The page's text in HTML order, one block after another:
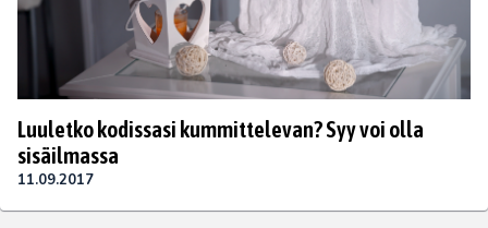
Luuletko kodissasi kummittelevan? Syy voi olla
sisäilmassa
11.09.2017